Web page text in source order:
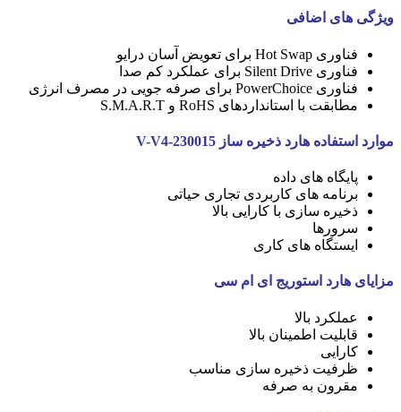
ویژگی های اضافی
فناوری Hot Swap برای تعویض آسان درایو
فناوری Silent Drive برای عملکرد کم صدا
فناوری PowerChoice برای صرفه جویی در مصرف انرژی
مطابقت با استانداردهای RoHS و S.M.A.R.T
موارد استفاده هارد ذخیره ساز V-V4-230015
پایگاه های داده
برنامه های کاربردی تجاری حیاتی
ذخیره سازی با کارایی بالا
سرورها
ایستگاه های کاری
مزایای هارد استوریج ای ام سی
عملکرد بالا
قابلیت اطمینان بالا
کارایی
ظرفیت ذخیره سازی مناسب
مقرون به صرفه